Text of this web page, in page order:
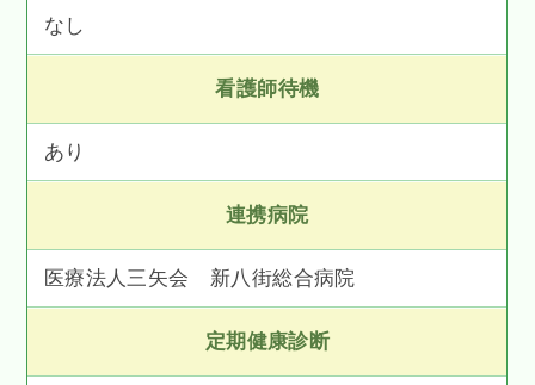
なし
看護師待機
あり
連携病院
医療法人三矢会 新八街総合病院
定期健康診断